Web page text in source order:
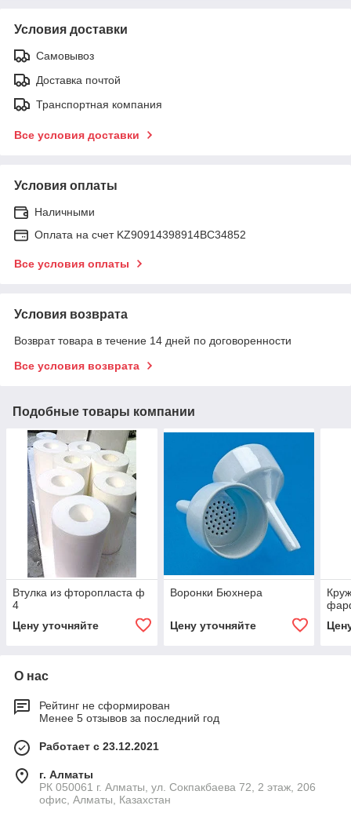
Условия доставки
Самовывоз
Доставка почтой
Транспортная компания
Все условия доставки
Условия оплаты
Наличными
Оплата на счет KZ90914398914ВС34852
Все условия оплаты
Условия возврата
Возврат товара в течение 14 дней по договоренности
Все условия возврата
Подобные товары компании
Втулка из фторопласта ф
4
Цену уточняйте
Воронки Бюхнера
Цену уточняйте
О нас
Рейтинг не сформирован
Менее 5 отзывов за последний год
Работает с 23.12.2021
г. Алматы
РК 050061 г. Алматы, ул. Сокпакбаева 72, 2 этаж, 206
офис, Алматы, Казахстан